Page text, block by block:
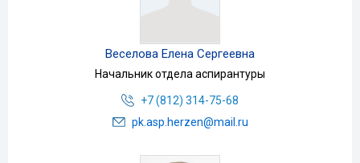
Веселова Елена Сергеевна
Начальник отдела аспирантуры
+7 (812) 314-75-68
pk.asp.herzen@mail.ru